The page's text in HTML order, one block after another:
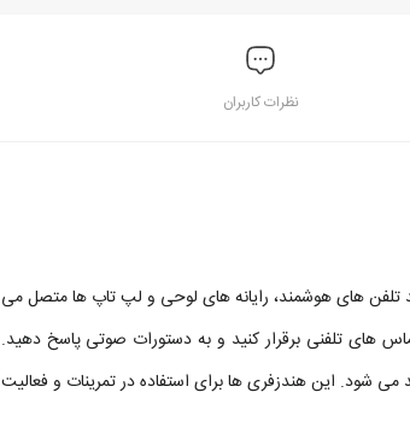
نظرات کاربران
تلفن‌ های هوشمند، رایانه‌ های لوحی و لپ‌ تاپ ‌ها متصل می
های تلفنی برقرار کنید و به دستورات صوتی پاسخ دهید.
می‌ شود. این هندزفری‌ ها برای استفاده در تمرینات و فعالیت‌